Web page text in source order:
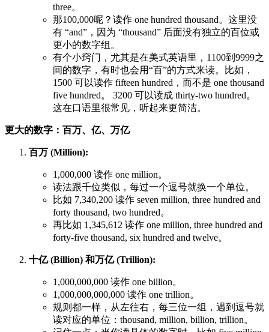
three。
那100,000呢？读作 one hundred thousand。这里没
有 “and”，因为 “thousand” 后面没有独立的百位或
更小的数字组。
有个小窍门，尤其是在美式英语里，1100到9999之
间的数字，有时也会用“百”的方式来读。比如，
1500 可以读作 fifteen hundred，而不是 one thousand
five hundred。 3200 可以读成 thirty-two hundred。
这在口语里很常见，听起来更简洁。
更大的数字：百万、亿、万亿
百万 (Million):
1,000,000 读作 one million。
读法跟千位类似，每过一个逗号就换一个单位。
比如 7,340,200 读作 seven million, three hundred and
forty thousand, two hundred。
再比如 1,345,612 读作 one million, three hundred and
forty-five thousand, six hundred and twelve。
十亿 (Billion) 和万亿 (Trillion):
1,000,000,000 读作 one billion。
1,000,000,000,000 读作 one trillion。
规则都一样，从左往右，每三位一组，遇到逗号就
读对应的单位：thousand, million, billion, trillion。